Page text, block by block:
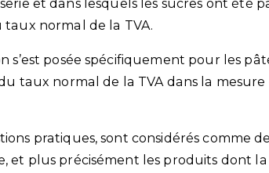
et dans lesquels les sucres ont été
taux normal de la TVA.
s’est posée spécifiquement pour les
taux normal de la TVA dans la
pratiques, sont considérés comme
et plus précisément les produits dont la